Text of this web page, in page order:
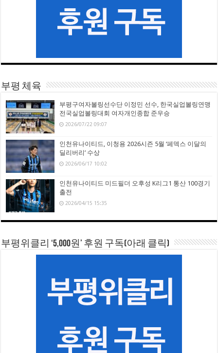
부평 체육
부평구여자볼링선수단 이정민 선수, 한국실업볼링연맹
전국실업볼링대회 여자개인종합 준우승
2026/07/22 09:07
인천유나이티드, 이청용 2026시즌 5월 ‘페덱스 이달의
딜리버리’ 수상
2026/06/17 10:02
인천유나이티드 미드필더 오후성 K리그1 통산 100경기
출전
2026/04/15 15:35
부평위클리 ‘5,000원’ 후원 구독(아래 클릭)